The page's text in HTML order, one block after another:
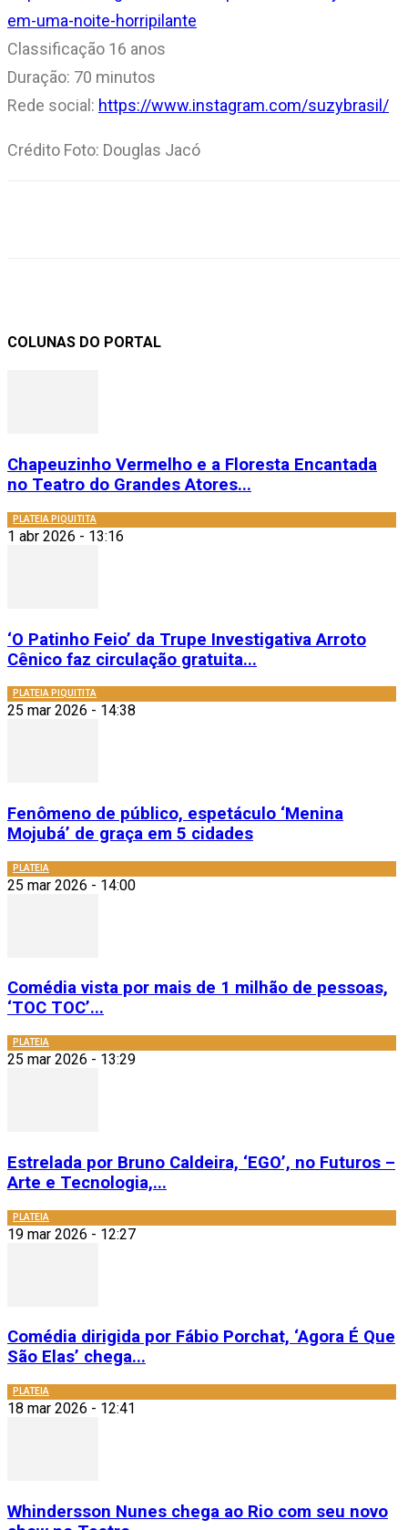
em-uma-noite-horripilante
Classificação 16 anos
Duração: 70 minutos
Rede social: https://www.instagram.com/suzybrasil/
Crédito Foto: Douglas Jacó
COLUNAS DO PORTAL
Chapeuzinho Vermelho e a Floresta Encantada
no Teatro do Grandes Atores...
PLATEIA PIQUITITA
1 abr 2026 - 13:16
‘O Patinho Feio’ da Trupe Investigativa Arroto
Cênico faz circulação gratuita...
PLATEIA PIQUITITA
25 mar 2026 - 14:38
Fenômeno de público, espetáculo ‘Menina
Mojubá’ de graça em 5 cidades
PLATEIA
25 mar 2026 - 14:00
Comédia vista por mais de 1 milhão de pessoas,
‘TOC TOC’...
PLATEIA
25 mar 2026 - 13:29
Estrelada por Bruno Caldeira, ‘EGO’, no Futuros –
Arte e Tecnologia,...
PLATEIA
19 mar 2026 - 12:27
Comédia dirigida por Fábio Porchat, ‘Agora É Que
São Elas’ chega...
PLATEIA
18 mar 2026 - 12:41
Whindersson Nunes chega ao Rio com seu novo